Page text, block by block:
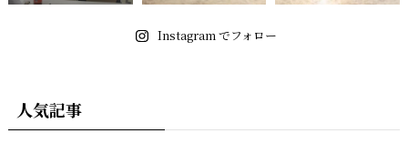
Instagram でフォロー
人気記事